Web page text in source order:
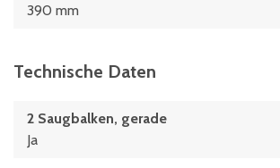
390 mm
Technische Daten
2 Saugbalken, gerade
Ja